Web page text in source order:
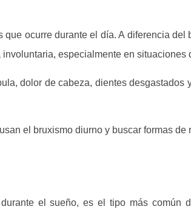
ocurre durante el día. A diferencia
especialmente en situaciones
dolor de cabeza, dientes desgastados
el bruxismo diurno y buscar formas
el sueño, es el tipo más común